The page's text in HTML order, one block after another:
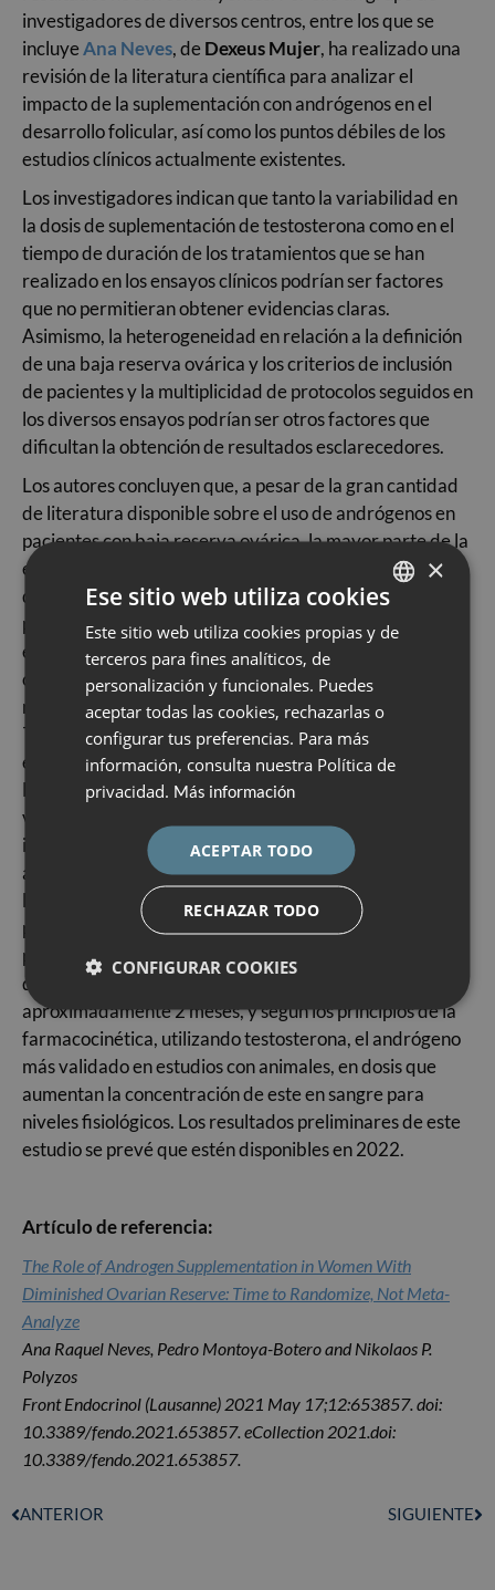
investigadores de diversos centros, entre los que se
incluyeAna Neves, deDexeus Mujer, ha realizado una
revisión de la literatura científica para analizar el
impacto de la suplementación con andrógenos en el
desarrollo folicular, así como los puntos débiles de los
estudios clínicos actualmente existentes.
Los investigadores indican que tanto la variabilidad en
la dosis de suplementación de testosterona como en el
tiempo de duración de los tratamientos que se han
realizado en los ensayos clínicos podrían ser factores
que no permitieran obtener evidencias claras.
Asimismo, la heterogeneidad en relación a la definición
de una baja reserva ovárica y los criterios de inclusión
de pacientes y la multiplicidad de protocolos seguidos en
los diversos ensayos podrían ser otros factores que
dificultan la obtención de resultados esclarecedores.
Los autores concluyen que, a pesar de la gran cantidad
de literatura disponible sobre el uso de andrógenos en
pacientes con baja reserva ovárica, la mayor parte de la
evidencia es todavía limitada para sacar conclusiones
definitivas. Más que revisar los datos disponibles y
publicar nuevos estudios basados en los mismos
escollos, instan a reiniciar este capítulo con ensayos
clínicos bien diseñados. En este sentido, se ha puesto en
marcha el ensayoTTRANSPORT, (Testosterone
TRANSdermal gel for Poor Ovarian Responders Trial
ensayo clínico randomizado multicentrico, en el cual
Dexeus Mujer participa. El objetivo de este ensayo es
valorar si la administración de testosterona antes de
iniciar la estimulación ovárica, a través de un gel
aplicado de forma directa sobre la piel, puede mejorar
la respuesta en mujeres con baja reserva ovárica. Por
primera vez, se ha diseñado un protocolo según los
principios de la fisiología de la foliculogénesis, con una
duración de tratamiento de andrógenos de
aproximadamente 2 meses, y según los principios de la
farmacocinética, utilizando testosterona, el andrógeno
más validado en estudios con animales, en dosis que
aumentan la concentración de este en sangre para
niveles fisiológicos. Los resultados preliminares de este
estudio se prevé que estén disponibles en 2022.
Artículo de referencia:
The Role of Androgen Supplementation in Women With
Diminished Ovarian Reserve: Time to Randomize, Not Meta-
Analyze
Ana Raquel Neves, Pedro Montoya-Botero and Nikolaos P.
Polyzos
Front Endocrinol (Lausanne) 2021 May 17;12:653857. doi:
10.3389/fendo.2021.653857. eCollection 2021.doi:
10.3389/fendo.2021.653857.
ANTERIOR SIGUIENTE
SPANISH
×
Ese sitio web utiliza cookies
Este sitio web utiliza cookies propias y de
terceros para fines analíticos, de
personalización y funcionales. Puedes
aceptar todas las cookies, rechazarlas o
configurar tus preferencias. Para más
información, consulta nuestra Política de
privacidad. Más información
ACEPTAR TODO
RECHAZAR TODO
CONFIGURAR COOKIES